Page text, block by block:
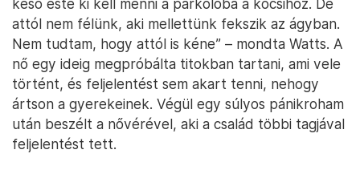
attól nem félünk, aki mellettünk fekszik az ágyban.
Nem tudtam, hogy attól is kéne” – mondta Watts. A
nő egy ideig megpróbálta titokban tartani, ami vele
történt, és feljelentést sem akart tenni, nehogy
ártson a gyerekeinek. Végül egy súlyos pánikroham
után beszélt a nővérével, aki a család többi tagjával
feljelentést tett.